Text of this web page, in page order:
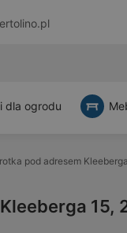
dla ogrodu
pod adresem
15,